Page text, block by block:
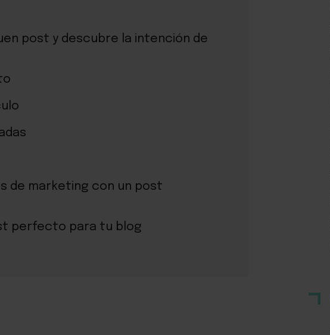
post y descubre la intención de
de marketing con un post
perfecto para tu blog